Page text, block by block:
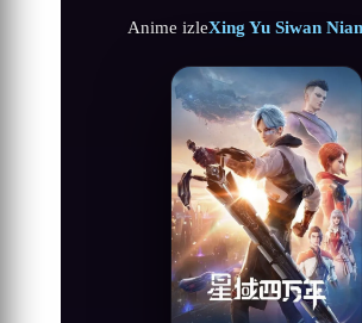
Anime izleXing Yu Siwan